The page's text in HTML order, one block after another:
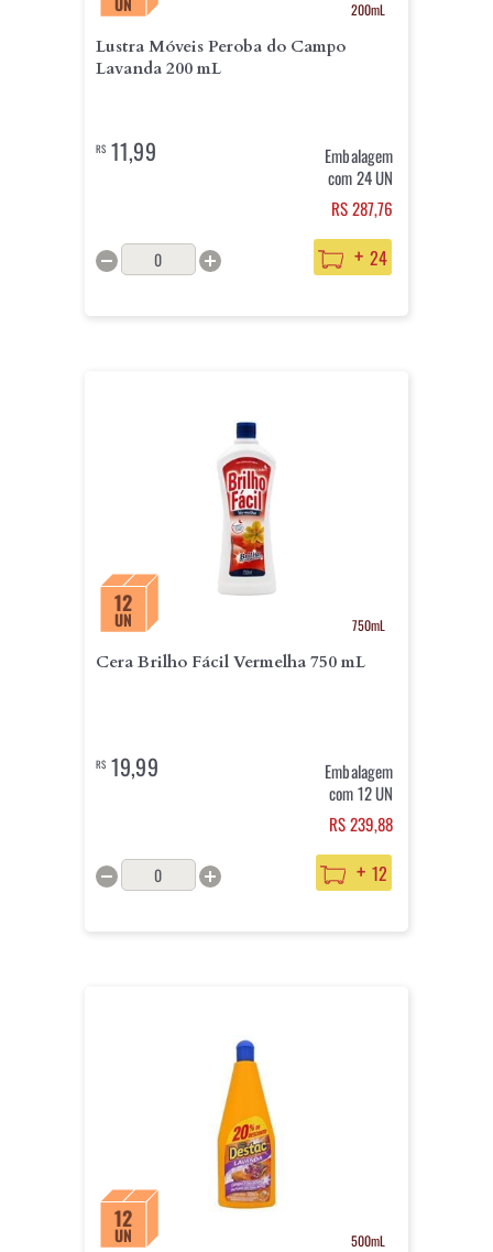
200mL
Lustra Móveis Peroba do Campo
Lavanda 200 mL
R$11,99
Embalagem
com 24 UN
RS 287,76
+ 24
12
UN 750mL
Cera Brilho Fácil Vermelha 750 mL
R$19,99
Embalagem
com 12 UN
RS 239,88
+ 12
12
UN 500mL